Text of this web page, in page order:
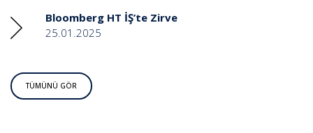
Bloomberg HT İŞ’te Zirve
25.01.2025
TÜMÜNÜ GÖR